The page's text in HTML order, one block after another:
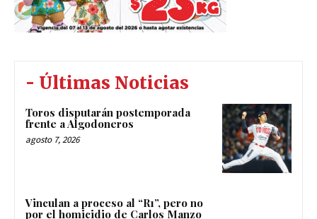
- Últimas Noticias
Toros disputarán postemporada
frente a Algodoneros
agosto 7, 2026
Vinculan a proceso al “R1”, pero no
por el homicidio de Carlos Manzo